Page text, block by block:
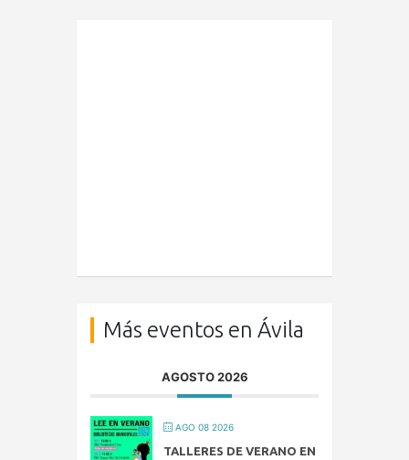
Más eventos en Ávila
AGOSTO 2026
AGO 08 2026
TALLERES DE VERANO EN